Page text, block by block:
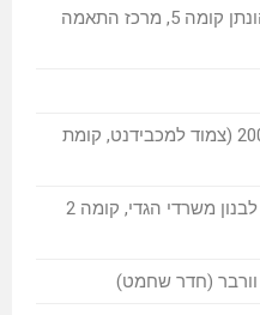
לב העיר 14 בית יהונתן קומה 5, מרכז התאמה
סמילו 10 סנטר 2000 (צמוד למכבידנט, קומת
נווה איתמר 1 חיים לבנון משרדי הגדי, קומה 2